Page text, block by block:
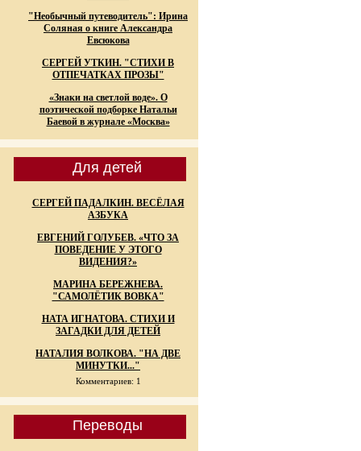
"Необычный путеводитель": Ирина
Соляная о книге Александра
Евсюкова
СЕРГЕЙ УТКИН. "СТИХИ В
ОТПЕЧАТКАХ ПРОЗЫ"
«Знаки на светлой воде». О
поэтической подборке Натальи
Баевой в журнале «Москва»
Для детей
СЕРГЕЙ ПАДАЛКИН. ВЕСЁЛАЯ
АЗБУКА
ЕВГЕНИЙ ГОЛУБЕВ. «ЧТО ЗА
ПОВЕДЕНИЕ У ЭТОГО
ВИДЕНИЯ?»
МАРИНА БЕРЕЖНЕВА.
"САМОЛЁТИК ВОВКА"
НАТА ИГНАТОВА. СТИХИ И
ЗАГАДКИ ДЛЯ ДЕТЕЙ
НАТАЛИЯ ВОЛКОВА. "НА ДВЕ
МИНУТКИ..."
Комментариев: 1
Переводы